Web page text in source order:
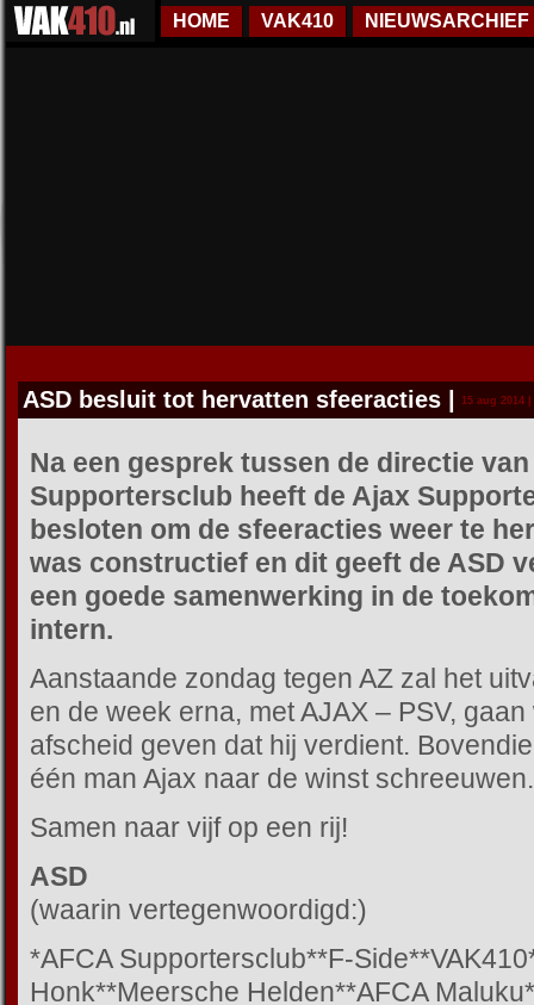
HOME VAK410 NIEUWSARCHIEF
ASD besluit tot hervatten sfeeracties 15 aug 2014 |
Na een gesprek tussen de directie
Supportersclub heeft de Ajax
besloten om de sfeeracties weer te
was constructief en dit geeft de ASD
een goede samenwerking in de
intern.
Aanstaande zondag tegen AZ zal het
en de week erna, met AJAX – PSV,
afscheid geven dat hij verdient.
één man Ajax naar de winst schreeuwen.
Samen naar vijf op een rij!
ASD
(waarin vertegenwoordigd:)
*AFCA Supportersclub**F-
Honk**Meersche Helden**AFCA